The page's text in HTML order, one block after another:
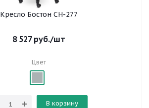
Кресло Бостон СН-277
8 527руб./шт
Цвет
В корзину